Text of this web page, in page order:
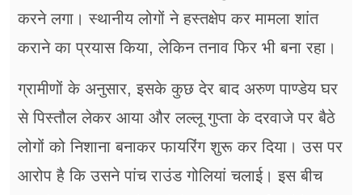
करने लगा। स्थानीय लोगों ने हस्तक्षेप कर मामला शांत
कराने का प्रयास किया, लेकिन तनाव फिर भी बना रहा।
ग्रामीणों के अनुसार, इसके कुछ देर बाद अरुण पाण्डेय घर
से पिस्तौल लेकर आया और लल्लू गुप्ता के दरवाजे पर बैठे
लोगों को निशाना बनाकर फायरिंग शुरू कर दिया। उस पर
आरोप है कि उसने पांच राउंड गोलियां चलाई। इस बीच